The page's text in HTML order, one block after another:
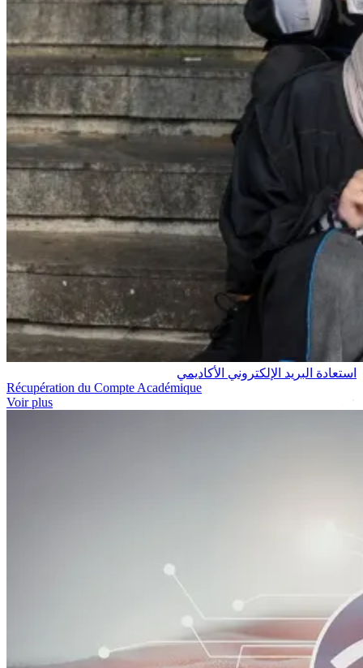
استعادة البريد الإلكتروني الأكاديمي
Récupération du Compte Académique
Voir plus